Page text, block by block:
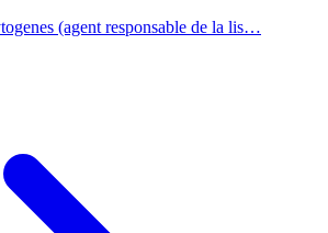
(agent responsable de la lis…